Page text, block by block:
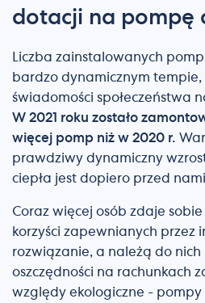
dotacji na pompę
Liczba zainstalowanych
bardzo dynamicznym
świadomości społeczeństwa
W 2021 roku zostało
więcej pomp niż w 2020 r.
prawdziwy dynamiczny
ciepła jest dopiero przed
Coraz więcej osób zdaje
korzyści zapewnianych przez
rozwiązanie, a należą do nich
oszczędności na rachunkach
względy ekologiczne - pompy